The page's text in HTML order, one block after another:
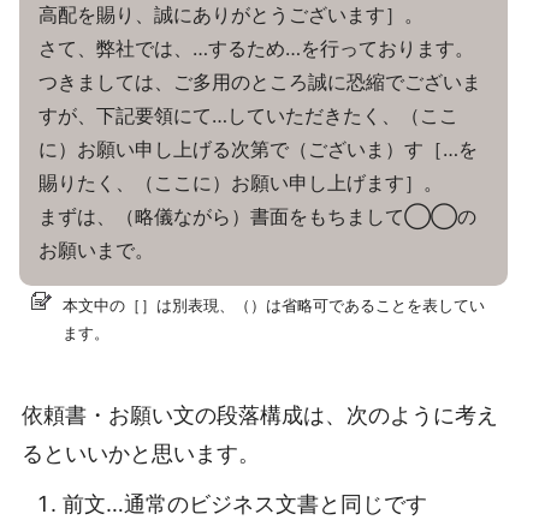
高配を賜り、誠にありがとうございます］。
さて、弊社では、…するため…を行っております。
つきましては、ご多用のところ誠に恐縮でございま
すが、下記要領にて…していただきたく、（ここ
に）お願い申し上げる次第で（ございま）す［…を
賜りたく、（ここに）お願い申し上げます］。
まずは、（略儀ながら）書面をもちまして◯◯の
お願いまで。
本文中の［］は別表現、（）は省略可であることを表してい
ます。
依頼書・お願い文の段落構成は、次のように考え
るといいかと思います。
前文…通常のビジネス文書と同じです